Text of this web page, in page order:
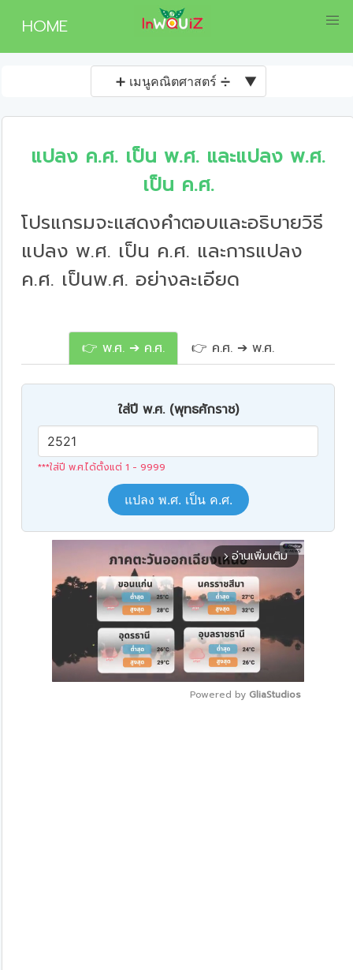
HOME
➕ เมนูคณิตศาสตร์ ➗ ▼
แปลง ค.ศ. เป็น พ.ศ. และแปลง พ.ศ.
เป็น ค.ศ.
โปรแกรมจะแสดงคำตอบและอธิบายวิธี
แปลง พ.ศ. เป็น ค.ศ. และการแปลง
ค.ศ. เป็นพ.ศ. อย่างละเอียด
👉 พ.ศ. ➔ ค.ศ. 👉 ค.ศ. ➔ พ.ศ.
ใส่ปี พ.ศ. (พุทธศักราช)
***ใส่ปี พ.ศ.ได้ตั้งแต่ 1 - 9999
แปลง พ.ศ. เป็น ค.ศ.
arrow_forward_ios อ่านเพิ่มเติม
Powered by GliaStudios